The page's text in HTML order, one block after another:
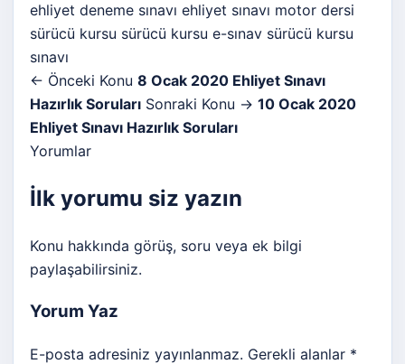
ehliyet deneme sınavı ehliyet sınavı motor dersi
sürücü kursu sürücü kursu e-sınav sürücü kursu
sınavı
← Önceki Konu 8 Ocak 2020 Ehliyet Sınavı
Hazırlık Soruları Sonraki Konu → 10 Ocak 2020
Ehliyet Sınavı Hazırlık Soruları
Yorumlar
İlk yorumu siz yazın
Konu hakkında görüş, soru veya ek bilgi
paylaşabilirsiniz.
Yorum Yaz
E-posta adresiniz yayınlanmaz. Gerekli alanlar *